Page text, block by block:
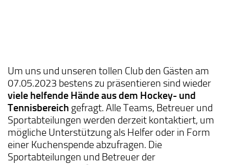
Um uns und unseren tollen Club den Gästen am
07.05.2023 bestens zu präsentieren sind wieder
viele helfende Hände aus dem Hockey- und
Tennisbereich gefragt. Alle Teams, Betreuer und
Sportabteilungen werden derzeit kontaktiert, um
mögliche Unterstützung als Helfer oder in Form
einer Kuchenspende abzufragen. Die
Sportabteilungen und Betreuer der